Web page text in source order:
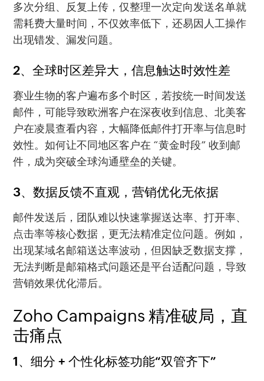
多次分组、反复上传，仅整理一次定向发送名单就
需耗费大量时间，不仅效率低下，还易因人工操作
出现错发、漏发问题。
2、全球时区差异大，信息触达时效性差
赛业生物的客户遍布多个时区，若按统一时间发送
邮件，可能导致欧洲客户在深夜收到信息、北美客
户在凌晨查看内容，大幅降低邮件打开率与信息时
效性。如何让不同地区客户在 “黄金时段” 收到邮
件，成为突破全球沟通壁垒的关键。
3、数据反馈不直观，营销优化无依据
邮件发送后，团队难以快速掌握送达率、打开率、
点击率等核心数据，更无法精准定位问题。例如，
出现某域名邮箱送达率波动，但因缺乏数据支撑，
无法判断是邮箱格式问题还是平台适配问题，导致
营销效果优化滞后。
Zoho Campaigns 精准破局，直
击痛点
1、细分 + 个性化标签功能“双管齐下”